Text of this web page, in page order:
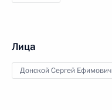
Лица
Донской Сергей Ефимович